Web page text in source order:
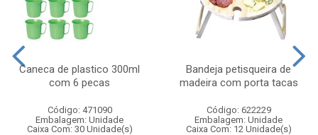
Caneca de plastico 300ml
com 6 pecas
Código: 471090
Embalagem: Unidade
Caixa Com: 30 Unidade(s)
Bandeja petisqueira de
madeira com porta tacas
Código: 622229
Embalagem: Unidade
Caixa Com: 12 Unidade(s)